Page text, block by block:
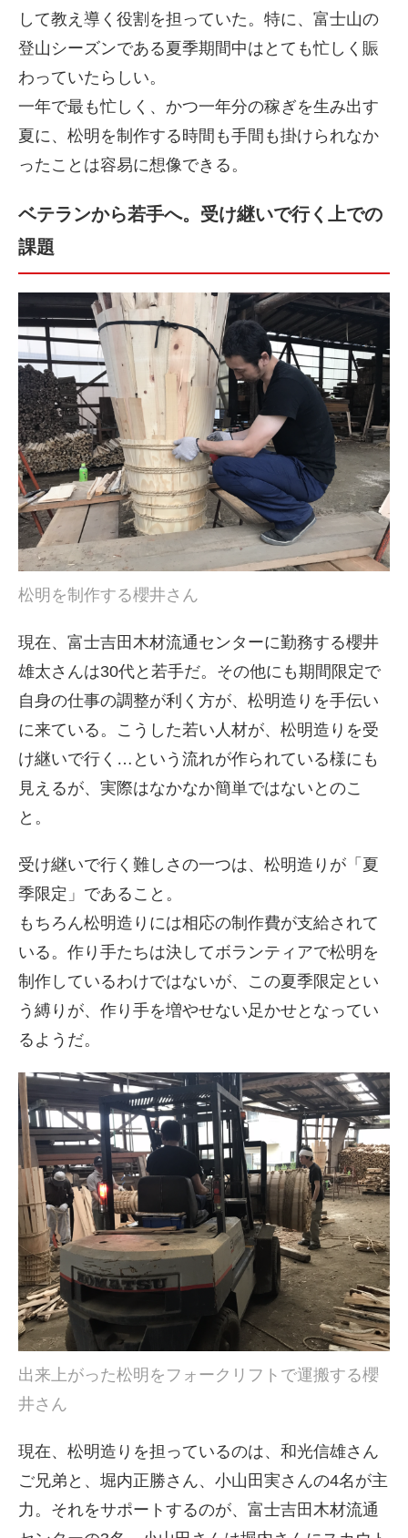
して教え導く役割を担っていた。特に、富士山の
登山シーズンである夏季期間中はとても忙しく賑
わっていたらしい。
一年で最も忙しく、かつ一年分の稼ぎを生み出す
夏に、松明を制作する時間も手間も掛けられなか
ったことは容易に想像できる。
ベテランから若手へ。受け継いで行く上での
課題
松明を制作する櫻井さん
現在、富士吉田木材流通センターに勤務する櫻井
雄太さんは30代と若手だ。その他にも期間限定で
自身の仕事の調整が利く方が、松明造りを手伝い
に来ている。こうした若い人材が、松明造りを受
け継いで行く…という流れが作られている様にも
見えるが、実際はなかなか簡単ではないとのこ
と。
受け継いで行く難しさの一つは、松明造りが「夏
季限定」であること。
もちろん松明造りには相応の制作費が支給されて
いる。作り手たちは決してボランティアで松明を
制作しているわけではないが、この夏季限定とい
う縛りが、作り手を増やせない足かせとなってい
るようだ。
出来上がった松明をフォークリフトで運搬する櫻
井さん
現在、松明造りを担っているのは、和光信雄さん
ご兄弟と、堀内正勝さん、小山田実さんの4名が主
力。それをサポートするのが、富士吉田木材流通